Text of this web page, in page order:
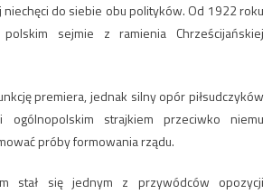
niechęci do siebie obu polityków. Od 1922 roku
sejmie z ramienia Chrześcijańskiej
premiera, jednak silny opór piłsudczyków
strajkiem przeciwko niemu
próby formowania rządu.
stał się jednym z przywódców opozycji